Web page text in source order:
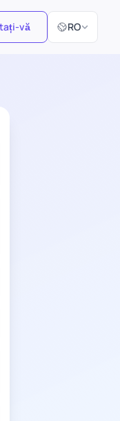
vă RO
Selectați